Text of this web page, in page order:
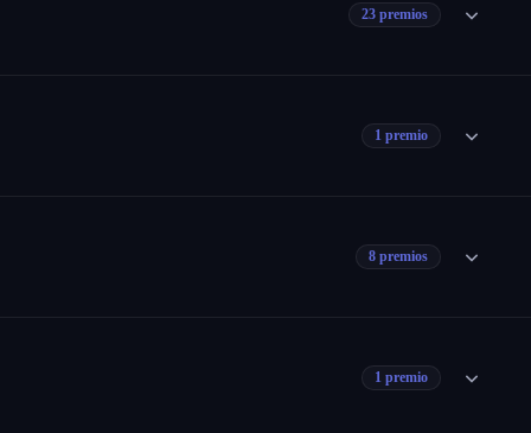
23 premios
1 premio
8 premios
1 premio